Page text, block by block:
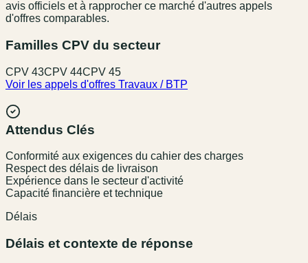
avis officiels et à rapprocher ce marché d'autres appels
d'offres comparables.
Familles CPV du secteur
CPV 43CPV 44CPV 45
Voir les appels d'offres Travaux / BTP
Attendus Clés
Conformité aux exigences du cahier des charges
Respect des délais de livraison
Expérience dans le secteur d'activité
Capacité financière et technique
Délais
Délais et contexte de réponse